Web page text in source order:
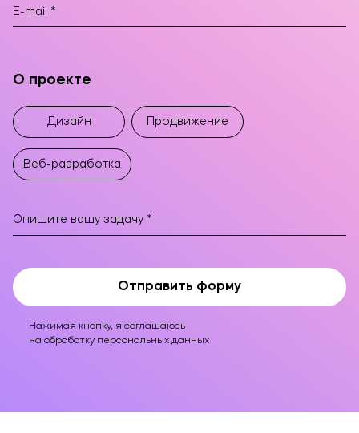
О проекте
Дизайн Продвижение
Веб-разработка
Отправить форму
Нажимая кнопку, я соглашаюсь
на обработку персональных данных